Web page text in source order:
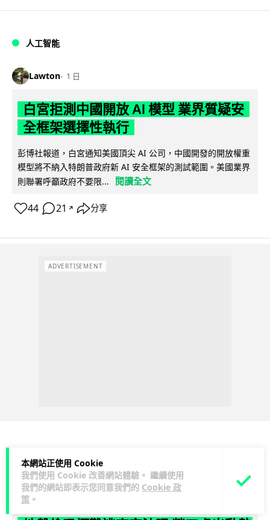
本網站正使用 Cookie
我們使用 Cookie 改善網站體驗。 繼續使用
我們的網站即表示您同意我們的 Cookie 政
策 。
人工智能
Lawton 1 日
白宮拒測中國開放 AI 模型 業界質疑安
全框架選擇性執行
彭博社報道，白宮通知美國頂尖 AI 公司，中國開發的開放權重
模型將不納入特朗普政府新 AI 安全框架的測試範圍。美國業界
則聯署呼籲政府不要限...
閱讀全文
44 21 ↗ 分享
ADVERTISEMENT
人工智能
Vin 1 日